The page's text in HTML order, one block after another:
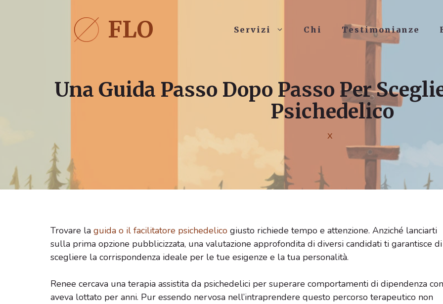
FLO Servizi Chi Testimonianze
Una Guida Passo Dopo Passo Per
Psichedelico
X
Trovare la guida o il facilitatore psichedelico giusto richiede tempo e attenzione. Anziché lanciarti
sulla prima opzione pubblicizzata, una valutazione approfondita di diversi candidati ti garantisce di
scegliere la corrispondenza ideale per le tue esigenze e la tua personalità.
Renee cercava una terapia assistita da psichedelici per superare comportamenti di dipendenza
aveva lottato per anni. Pur essendo nervosa nell’intraprendere questo percorso terapeutico non